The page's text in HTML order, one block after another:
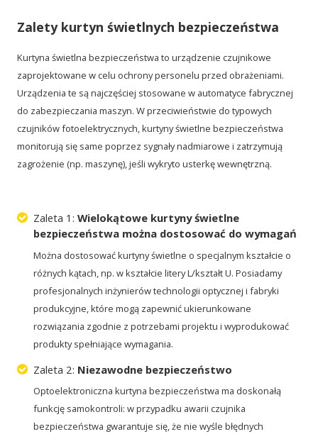
Zalety kurtyn świetlnych bezpieczeństwa
Kurtyna świetlna bezpieczeństwa to urządzenie czujnikowe
zaprojektowane w celu ochrony personelu przed obrażeniami.
Urządzenia te są najczęściej stosowane w automatyce fabrycznej
do zabezpieczania maszyn. W przeciwieństwie do typowych
czujników fotoelektrycznych, kurtyny świetlne bezpieczeństwa
monitorują się same poprzez sygnały nadmiarowe i zatrzymują
zagrożenie (np. maszynę), jeśli wykryto usterkę wewnętrzną.
Zaleta 1: Wielokątowe kurtyny świetlne
bezpieczeństwa można dostosować do wymagań
Można dostosować kurtyny świetlne o specjalnym kształcie o
różnych kątach, np. w kształcie litery L/kształt U. Posiadamy
profesjonalnych inżynierów technologii optycznej i fabryki
produkcyjne, które mogą zapewnić ukierunkowane
rozwiązania zgodnie z potrzebami projektu i wyprodukować
produkty spełniające wymagania.
Zaleta 2: Niezawodne bezpieczeństwo
Optoelektroniczna kurtyna bezpieczeństwa ma doskonałą
funkcję samokontroli: w przypadku awarii czujnika
bezpieczeństwa gwarantuje się, że nie wyśle błędnych